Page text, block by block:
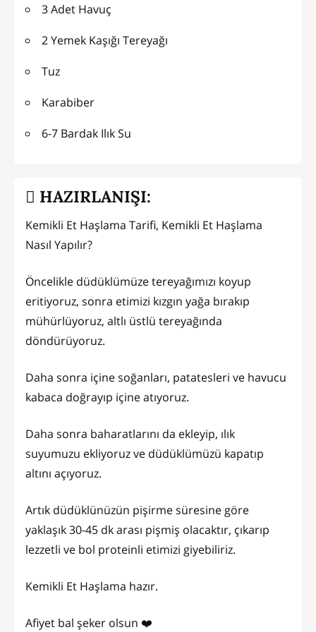
3 Adet Havuç
2 Yemek Kaşığı Tereyağı
Tuz
Karabiber
6-7 Bardak Ilık Su
HAZIRLANIŞI:
Kemikli Et Haşlama Tarifi, Kemikli Et Haşlama
Nasıl Yapılır?
Öncelikle düdüklümüze tereyağımızı koyup
eritiyoruz, sonra etimizi kızgın yağa bırakıp
mühürlüyoruz, altlı üstlü tereyağında
döndürüyoruz.
Daha sonra içine soğanları, patatesleri ve havucu
kabaca doğrayıp içine atıyoruz.
Daha sonra baharatlarını da ekleyip, ılık
suyumuzu ekliyoruz ve düdüklümüzü kapatıp
altını açıyoruz.
Artık düdüklünüzün pişirme süresine göre
yaklaşık 30-45 dk arası pişmiş olacaktır, çıkarıp
lezzetli ve bol proteinli etimizi giyebiliriz.
Kemikli Et Haşlama hazır.
Afiyet bal şeker olsun ❤️